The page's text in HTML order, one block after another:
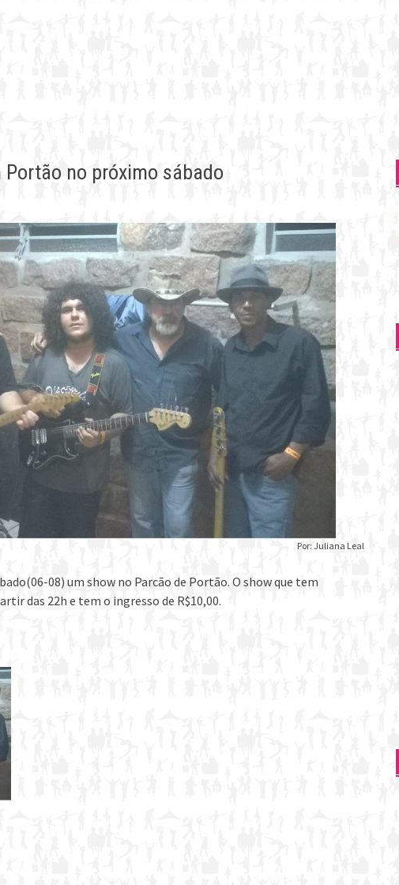
no próximo sábado
Por: Juliana Leal
08) um show no Parcão de Portão. O show que tem
das 22h e tem o ingresso de R$10,00.